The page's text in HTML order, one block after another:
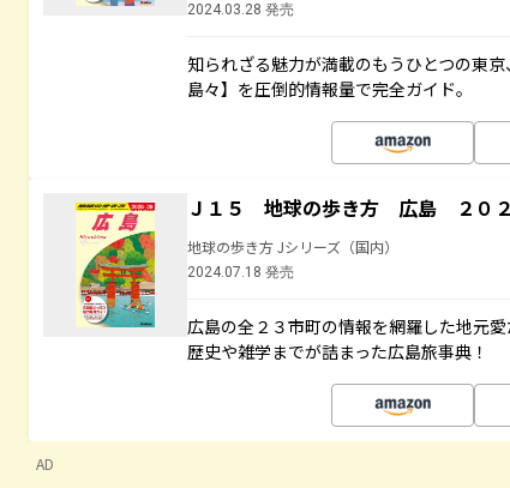
2024.03.28 発売
知られざる魅力が満載のもうひとつの東
島々】を圧倒的情報量で完全ガイド。
Ｊ１５ 地球の歩き方 広島 ２０２
地球の歩き方 Jシリーズ（国内）
2024.07.18 発売
広島の全２３市町の情報を網羅した地元
歴史や雑学までが詰まった広島旅事典！
AD